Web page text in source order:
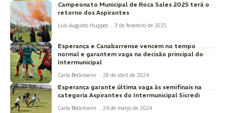
Campeonato Municipal de Roca Sales 2025 terá o
retorno dos Aspirantes
Luis Augusto Huppes - 3 de fevereiro de 2025
Esperança e Canabarrense vencem no tempo
normal e garantem vaga na decisão principal do
Intermunicipal
Carla Beckmann - 28 de abril de 2024
Esperança garante última vaga às semifinais na
categoria Aspirantes do Intermunicipal Sicredi
Carla Beckmann - 24 de março de 2024